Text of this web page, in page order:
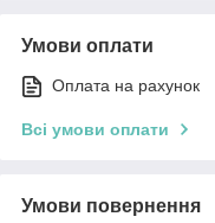
Умови оплати
Оплата на рахунок
Всі умови оплати
Умови повернення